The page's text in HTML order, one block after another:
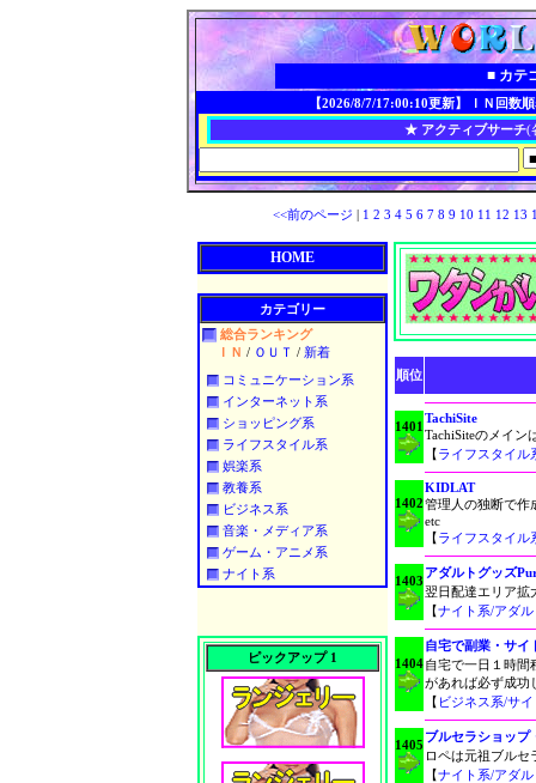
■ カテ
【2026/8/7/17:00:10更新】
ＩＮ回数
★ アクティブサーチ(
<<前のページ | 1 2 3 45 678 9 10 11 12 13
HOME
カテゴリー
総合ランキング
ＩＮ / ＯＵＴ / 新着
コミュニケーション系
インターネット系
ショッピング系
ライフスタイル系
娯楽系
教養系
ビジネス系
音楽・メディア系
ゲーム・アニメ系
ナイト系
ピックアップ 1
順位
1401
TachiSite
TachiSiteのメイン
【ライフスタイル
1402
KIDLAT
管理人の独断で作
etc
【ライフスタイル
1403
アダルトグッズ
翌日配達エリア拡
【ナイト系/アダ
1404
自宅で副業・サイ
自宅で一日１時間
があれば必ず成功
【 ビジネス系/サ
1405
ブルセラショップ
ロペは元祖ブルセ
【ナイト系/アダ